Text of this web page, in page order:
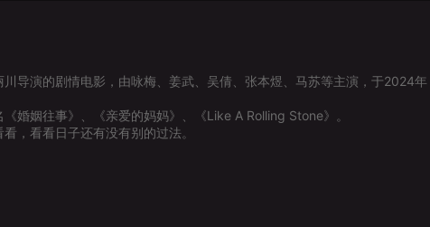
川导演的剧情电影，由咏梅、姜武、吴倩、张本煜、马苏等主演，于2024年
婚姻往事》、《亲爱的妈妈》、《Like A Rolling Stone》。
，看看日子还有没有别的过法。